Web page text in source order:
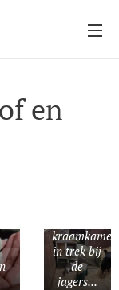
en
in trek bij
de
jagers...